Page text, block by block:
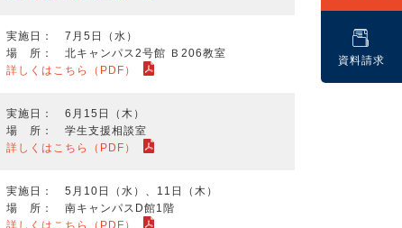
実施日： 7月5日（水）
場 所： 北キャンパス2号館 Ｂ206教室
詳しくはこちら（PDF）
実施日： 6月15日（木）
場 所： 学生支援相談室
詳しくはこちら（PDF）
実施日： 5月10日（水）、11日（木）
場 所： 南キャンパスD館1階
詳しくはこちら（PDF）
資料請求